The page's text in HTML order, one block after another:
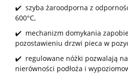
✔️ szyba żaroodporna z
600°C,
✔️ mechanizm domykania
pozostawieniu drzwi pieca w
✔️ regulowane nóżki pozwalają
nierówności podłoża i